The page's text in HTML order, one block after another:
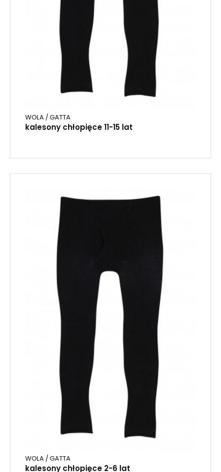
WOLA / GATTA
kalesony chłopięce 11-15 lat
WOLA / GATTA
kalesony chłopięce 2-6 lat